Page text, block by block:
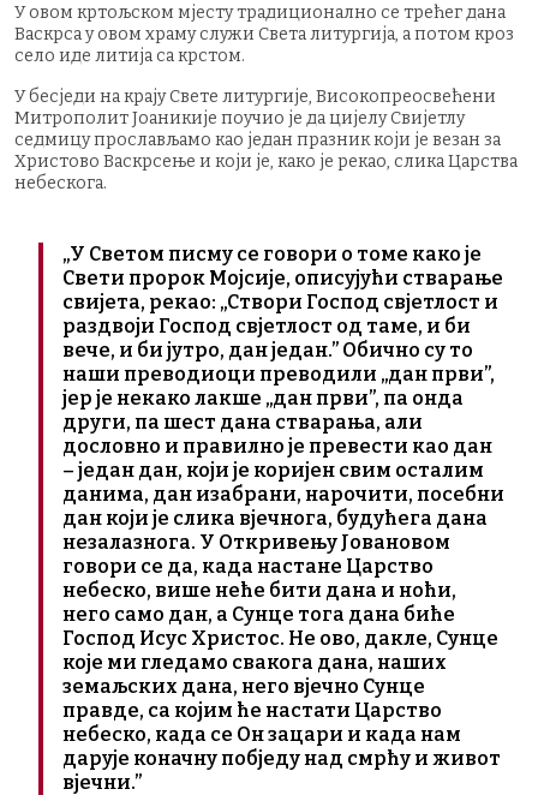
У овом кртољском мјесту традиционално се трећег дана
Васкрса у овом храму служи Света литургија, а потом кроз
село иде литија са крстом.
У бесједи на крају Свете литургије, Високопреосвећени
Митрополит Јоаникије поучио је да цијелу Свијетлу
седмицу прослављамо као један празник који је везан за
Христово Васкрсење и који је, како је рекао, слика Царства
небескога.
„У Светом писму се говори о томе како је
Свети пророк Мојсије, описујући стварање
свијета, рекао: „Створи Господ свјетлост и
раздвоји Господ свјетлост од таме, и би
вече, и би јутро, дан један.” Обично су то
наши преводиоци преводили „дан први”,
јер је некако лакше „дан први”, па онда
други, па шест дана стварања, али
дословно и правилно је превести као дан
– један дан, који је коријен свим осталим
данима, дан изабрани, нарочити, посебни
дан који је слика вјечнога, будућега дана
незалазнога. У Откривењу Јовановом
говори се да, када настане Царство
небеско, више неће бити дана и ноћи,
него само дан, а Сунце тога дана биће
Господ Исус Христос. Не ово, дакле, Сунце
које ми гледамо свакога дана, наших
земаљских дана, него вјечно Сунце
правде, са којим ће настати Царство
небеско, када се Он зацари и када нам
дарује коначну побједу над смрћу и живот
вјечни.”